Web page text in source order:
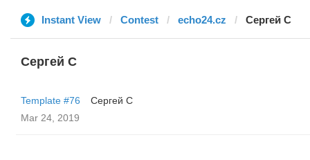
Instant View Contest echo24.cz Сергей С
Сергей С
Template #76
Сергей С
Mar 24, 2019